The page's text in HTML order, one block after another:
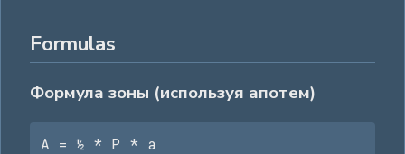
Formulas
Формула зоны (используя апотем)
A = ½ * P * a